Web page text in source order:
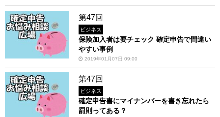
第47回
ビジネス
保険加入者は要チェック 確定申告で間違い
やすい事例
2019年01月07日 09:00
第47回
ビジネス
確定申告書にマイナンバーを書き忘れたら
罰則ってある？